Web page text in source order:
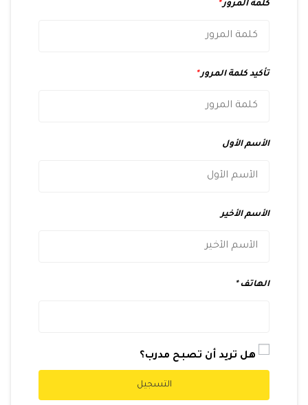
كلمة المرور*
تأكيد كلمة المرور*
الأسم الأول
الأسم الأخير
الهاتف
هل تريد أن تصبح مدرب؟
التسجيل